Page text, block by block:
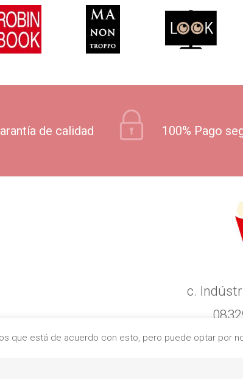
de calidad 100% Pago
c.
que está de acuerdo con esto, pero puede optar por